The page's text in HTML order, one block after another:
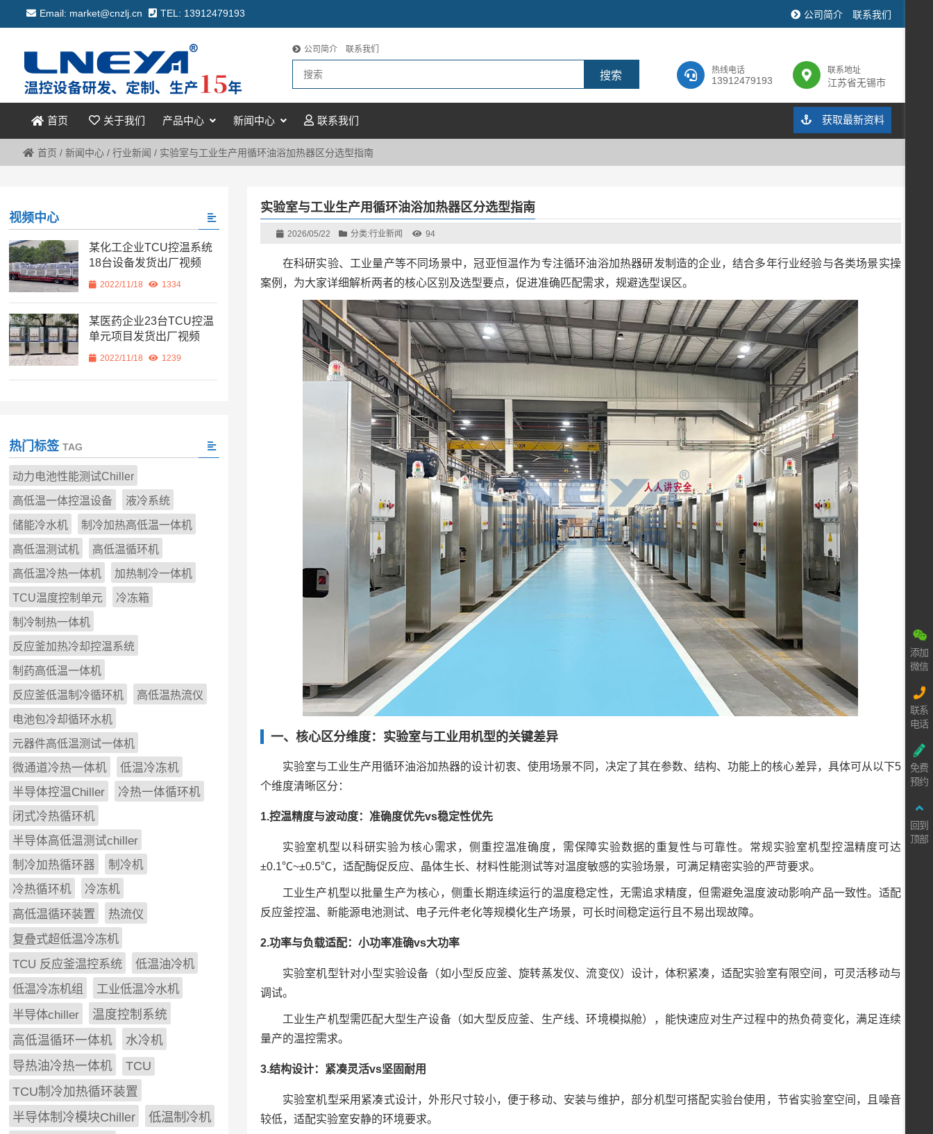
Email: market@cnzlj.cn TEL: 13912479193 公司简介 联系我们
热线电话
13912479193
联系地址
江苏省无锡市
公司简介 联系我们
首页 关于我们 产品中心 新闻中心 联系我们 获取最新资料
首页 / 新闻中心/ 行业新闻 / 实验室与工业生产用循环油浴加热器区分选型指南
实验室与工业生产用循环油浴加热器区分选型指南
2026/05/22 分类:行业新闻 94
在科研实验、工业量产等不同场景中，冠亚恒温作为专注循环油浴加热器研发制造的企业，结合多年行业经验与各类场景实操
案例，为大家详细解析两者的核心区别及选型要点，促进准确匹配需求，规避选型误区。
一、核心区分维度：实验室与工业用机型的关键差异
实验室与工业生产用循环油浴加热器的设计初衷、使用场景不同，决定了其在参数、结构、功能上的核心差异，具体可从以下5
个维度清晰区分：
1.控温精度与波动度： 准确度优先vs稳定性优先
实验室机型以科研实验为核心需求，侧重控温准确度，需保障实验数据的重复性与可靠性。常规实验室机型控温精度可达
±0.1℃~±0.5℃，适配酶促反应、晶体生长、材料性能测试等对温度敏感的实验场景，可满足精密实验的严苛要求。
工业生产机型以批量生产为核心，侧重长期连续运行的温度稳定性，无需追求精度，但需避免温度波动影响产品一致性。适配
反应釜控温、新能源电池测试、电子元件老化等规模化生产场景，可长时间稳定运行且不易出现故障。
2.功率与负载适配：小功率准确vs大功率
实验室机型针对小型实验设备（如小型反应釜、旋转蒸发仪、流变仪）设计，体积紧凑，适配实验室有限空间，可灵活移动与
调试。
工业生产机型需匹配大型生产设备（如大型反应釜、生产线、环境模拟舱），能快速应对生产过程中的热负荷变化，满足连续
量产的温控需求。
3.结构设计：紧凑灵活vs坚固耐用
实验室机型采用紧凑式设计，外形尺寸较小，便于移动、安装与维护，部分机型可搭配实验台使用，节省实验室空间，且噪音
较低，适配实验室安静的环境要求。
视频中心
某化工企业TCU控温系统
18台设备发货出厂视频
2022/11/18 1334
某医药企业23台TCU控温
单元项目发货出厂视频
2022/11/18 1239
热门标签 TAG
动力电池性能测试Chiller
高低温一体控温设备 液冷系统
储能冷水机 制冷加热高低温一体机
高低温测试机 高低温循环机
高低温冷热一体机 加热制冷一体机
TCU温度控制单元 冷冻箱
制冷制热一体机
反应釜加热冷却控温系统
制药高低温一体机
反应釜低温制冷循环机 高低温热流仪
电池包冷却循环水机
元器件高低温测试一体机
微通道冷热一体机
低温冷冻机
半导体控温Chiller
冷热一体循环机
闭式冷热循环机
半导体高低温测试chiller
制冷加热循环器
制冷机
冷热循环机
冷冻机
高低温循环装置
热流仪
复叠式超低温冷冻机
TCU 反应釜温控系统
低温油冷机
低温冷冻机组
工业低温冷水机
半导体chiller
温度控制系统
高低温循环一体机
水冷机
导热油冷热一体机
TCU
TCU制冷加热循环装置
半导体制冷模块Chiller
低温制冷机
添加
微信
联系
电话
免费
预约
回到
顶部